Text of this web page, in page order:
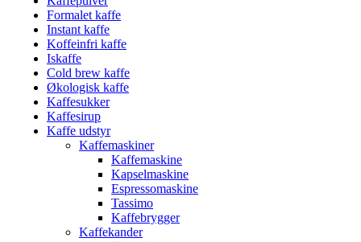
Formalet kaffe
Instant kaffe
Koffeinfri kaffe
Iskaffe
Cold brew kaffe
Økologisk kaffe
Kaffesukker
Kaffesirup
Kaffe udstyr
Kaffemaskiner
Kaffemaskine
Kapselmaskine
Espressomaskine
Tassimo
Kaffebrygger
Kaffekander